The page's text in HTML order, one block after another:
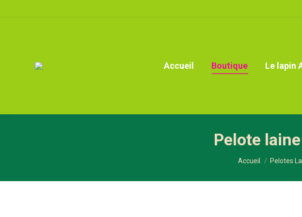
Accueil Boutique Le lapin
Pelote
Vous êtes ici :
Accueil Pelotes